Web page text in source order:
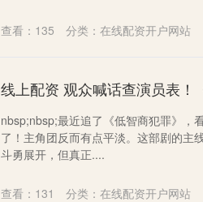
查看： 135 分类： 在线配资开户网站
nbsp;nbsp;最近追了《低智商犯罪》，
了！主角团反而有点平淡。这部剧的主
斗勇展开，但真正....
查看： 131 分类： 在线配资开户网站